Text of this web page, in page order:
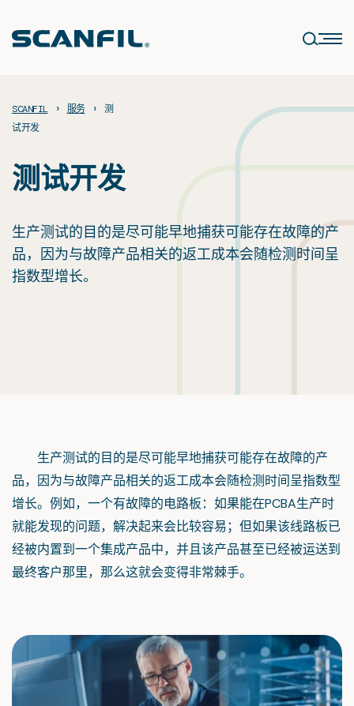
content
SCANFIL › 服务 ›
测
试开发
测试开发
生产测试的目的是尽可能早地捕获可能存在故障的产
品，因为与故障产品相关的返工成本会随检测时间呈
指数型增长。
生产测试的目的是尽可能早地捕获可能存在故障的产
品，因为与故障产品相关的返工成本会随检测时间呈指数型
增长。例如，一个有故障的电路板：如果能在PCBA生产时
就能发现的问题，解决起来会比较容易；但如果该线路板已
经被内置到一个集成产品中，并且该产品甚至已经被运送到
最终客户那里，那么这就会变得非常棘手。